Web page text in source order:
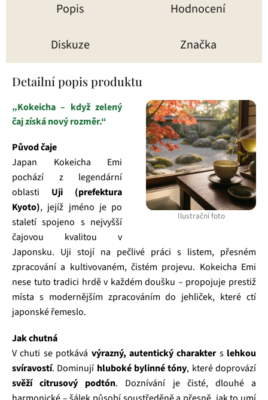
Popis Hodnocení
Diskuze Značka
Detailní popis produktu
Ilustrační foto
„Kokeicha – když zelený
čaj získá nový rozměr.“
Původ čaje
Japan Kokeicha Emi
pochází z legendární
oblasti Uji (prefektura
Kyoto), jejíž jméno je po
staletí spojeno s nejvyšší
čajovou kvalitou v
Japonsku. Uji stojí na pečlivé práci s listem, přesném
zpracování a kultivovaném, čistém projevu. Kokeicha Emi
nese tuto tradici hrdě v každém doušku – propojuje prestiž
místa s modernějším zpracováním do jehliček, které ctí
japonské řemeslo.
Jak chutná
V chuti se potkává výrazný, autentický charakters lehkou
svíravostí. Dominují hluboké bylinné tóny, které doprovází
svěží citrusový podtón. Doznívání je čisté, dlouhé a